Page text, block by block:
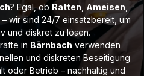
? Egal, ob Ratten Ameisen
– wir sind 24/7 einsatzbereit, um
und diskret zu lösen.
in Bärnbach verwenden
und diskreten Beseitigung
oder Betrieb – nachhaltig und